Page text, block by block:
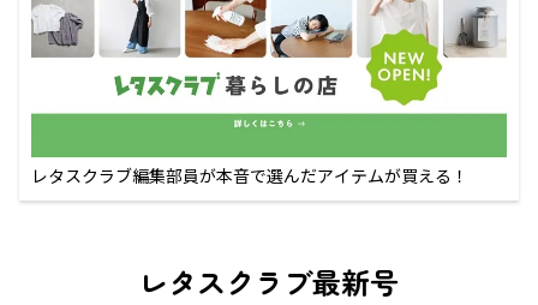
レタスクラブ編集部員が本音で選んだアイテムが買える！
レタスクラブ最新号